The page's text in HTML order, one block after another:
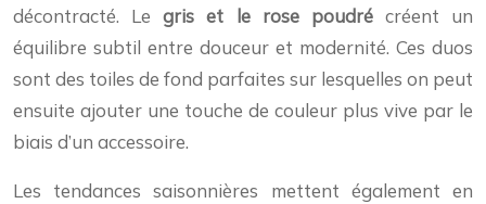
décontracté. Legris et le rose poudrécréent un
équilibre subtil entre douceur et modernité. Ces duos
sont des toiles de fond parfaites sur lesquelles on peut
ensuite ajouter une touche de couleur plus vive par le
biais d’un accessoire.
Les tendances saisonnières mettent également en